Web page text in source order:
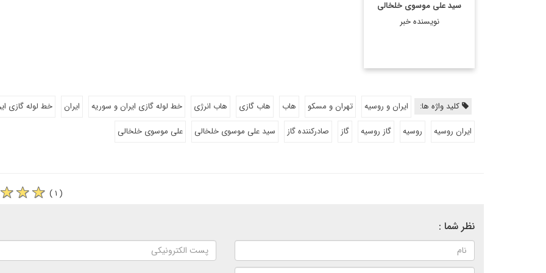
سید علی موسوی خلخالی
نویسنده خبر
کلید واژه ها: ایران و روسیه تهران و مسکو هاب هاب گازی هاب انرژی خط لوله گازی ایران و سوریه ایران
خط لوله گازی
ایران روسیه
روسیه گاز روسیه گاز صادرکننده گاز سید علی موسوی خلخالی علی موسوی خلخالی
( ۱ )
نظر شما :